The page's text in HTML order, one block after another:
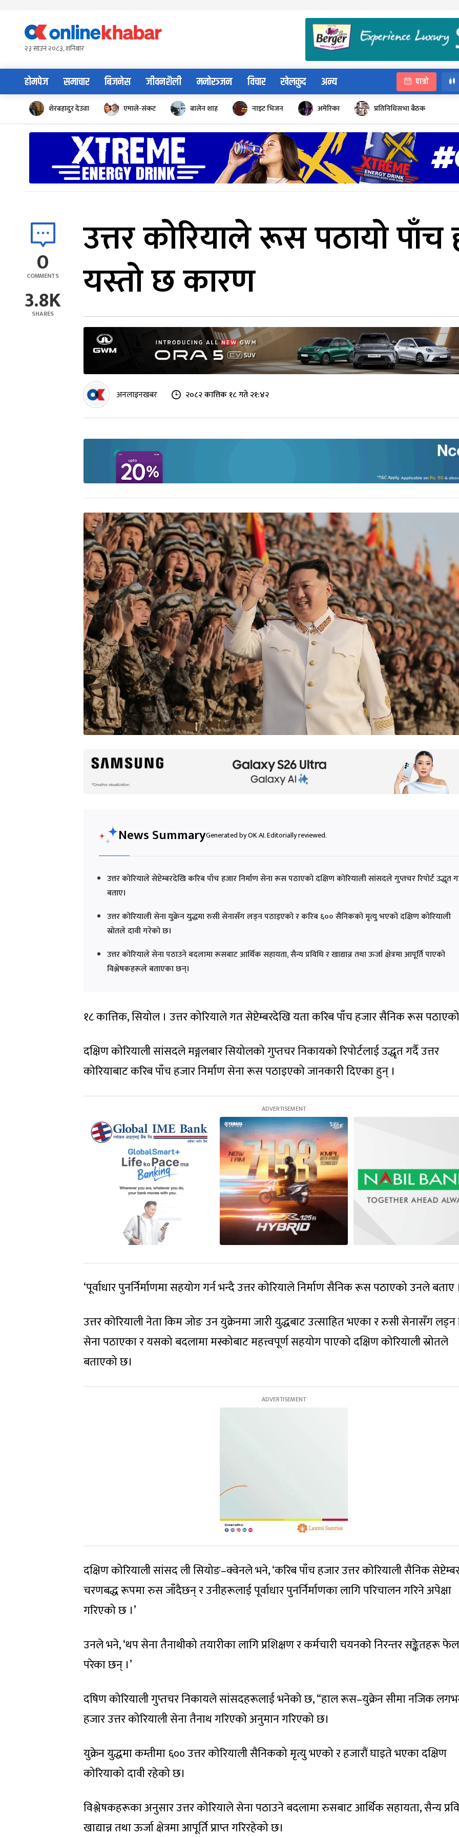
content२३ साउन २०८३, शनिबार
होमपेज समाचार बिजनेस जीवनशैली मनोरञ्जन विचार खेलकुद अन्य पात्रो
शेरबहादुर देउवा एमाले-संकट बालेन शाह नाइट भिजन अमेरिका प्रतिनिधिसभा बैठक
0
COMMENTS
3.8K
SHARES
उत्तर कोरियाले रूस पठायो
यस्तो छ कारण
अनलाइनखबर २०८२ कात्तिक १८ गते २१:४२
News SummaryGenerated by OK AI. Editorially reviewed.
उत्तर कोरियाले सेप्टेम्बरदेखि करिब पाँच हजार निर्माण सेना रूस पठाएको दक्षिण कोरियाली सांसदले गुप्तचर रिपोर्ट उद्धृत
बताए।
उत्तर कोरियाली सेना युक्रेन युद्धमा रुसी सेनासँग लड्न पठाइएको र करिब ६०० सैनिकको मृत्यु भएको दक्षिण कोरियाली
स्रोतले दावी गरेको छ।
उत्तर कोरियाले सेना पठाउने बदलामा रूसबाट आर्थिक सहायता, सैन्य प्रविधि र खाद्यान्न तथा ऊर्जा क्षेत्रमा आपूर्ति पाएको
विश्लेषकहरूले बताएका छन्।
१८ कात्तिक, सियोल । उत्तर कोरियाले गत सेप्टेम्बरदेखि यता करिब पाँच हजार सैनिक रूस
दक्षिण कोरियाली सांसदले मङ्गलबार सियोलको गुप्तचर निकायको रिपोर्टलाई उद्धृत गर्दै उत्तर
कोरियाबाट करिब पाँच हजार निर्माण सेना रूस पठाइएको जानकारी दिएका हुन् ।
‘पूर्वाधार पुनर्निर्माणमा सहयोग गर्न भन्दै उत्तर कोरियाले निर्माण सैनिक रूस पठाएको उनले बताए
उत्तर कोरियाली नेता किम जोङ उन युक्रेनमा जारी युद्धबाट उत्साहित भएका र रुसी सेनासँग लड्न
सेना पठाएका र यसको बदलामा मस्कोबाट महत्त्वपूर्ण सहयोग पाएको दक्षिण कोरियाली स्रोतले
बताएको छ।
दक्षिण कोरियाली सांसद ली सियोङ–क्वेनले भने, ‘करिब पाँच हजार उत्तर कोरियाली सैनिक
चरणबद्ध रूपमा रुस जाँदैछन् र उनीहरूलाई पूर्वाधार पुनर्निर्माणका लागि परिचालन गरिने अपेक्षा
गरिएको छ ।’
उनले भने, ‘थप सेना तैनाथीको तयारीका लागि प्रशिक्षण र कर्मचारी चयनको निरन्तर सङ्केतहरू
परेका छन् ।’
दषिण कोरियाली गुप्तचर निकायले सांसदहरूलाई भनेको छ, “हाल रूस–युक्रेन सीमा नजिक
हजार उत्तर कोरियाली सेना तैनाथ गरिएको अनुमान गरिएको छ।
युक्रेन युद्धमा कम्तीमा ६०० उत्तर कोरियाली सैनिकको मृत्यु भएको र हजारौं घाइते भएका दक्षिण
कोरियाको दावी रहेको छ।
विश्लेषकहरूका अनुसार उत्तर कोरियाले सेना पठाउने बदलामा रुसबाट आर्थिक सहायता, सैन्य
खाद्यान्न तथा ऊर्जा क्षेत्रमा आपूर्ति प्राप्त गरिरहेको छ।